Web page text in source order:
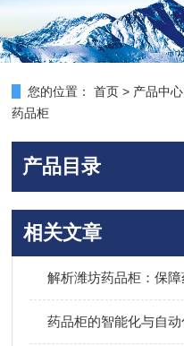
您的位置： 首页 > 产品中心
药品柜
产品目录
相关文章
解析潍坊药品柜：保
药品柜的智能化与自